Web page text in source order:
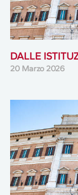
DALLE
20 Marzo 2026